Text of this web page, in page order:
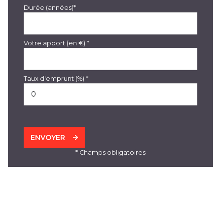
Durée (années)*
Votre apport (en €) *
Taux d'emprunt (%) *
ENVOYER
* Champs obligatoires